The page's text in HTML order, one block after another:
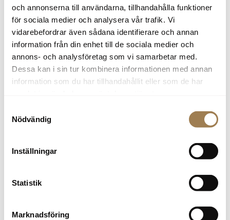
och annonserna till användarna, tillhandahålla funktioner
för sociala medier och analysera vår trafik. Vi
vidarebefordrar även sådana identifierare och annan
information från din enhet till de sociala medier och
annons- och analysföretag som vi samarbetar med.
Dessa kan i sin tur kombinera informationen med annan
information som du har tillhandahållit eller som de har
Nödvändig
Inställningar
Statistik
Marknadsföring
söndag
16
augusti
Bilhall:
Verkstad:
Transportbilhall:
Stängt
Stängt
Stängt
Stängt
måndag
17
Verkstad:
Butik:
09.00 – 18.00
07.00 – 16.00
07.00 – 17.00
tisdag
Bilhall:
Transportbilhall:
onsdag
19